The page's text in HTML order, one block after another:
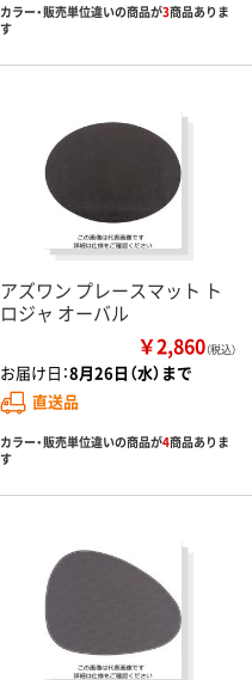
カラー・販売単位違いの商品が3商品ありま
す
アズワン プレースマット ト
ロジャ オーバル
￥2,860（税込）
お届け日：8月26日（水）まで
直送品
カラー・販売単位違いの商品が4商品ありま
す